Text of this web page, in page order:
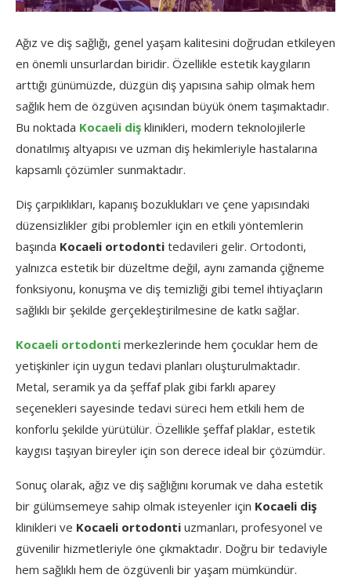
Ağız ve diş sağlığı, genel yaşam kalitesini doğrudan etkileyen
en önemli unsurlardan biridir. Özellikle estetik kaygıların
arttığı günümüzde, düzgün diş yapısına sahip olmak hem
sağlık hem de özgüven açısından büyük önem taşımaktadır.
Bu noktada Kocaeli diş klinikleri, modern teknolojilerle
donatılmış altyapısı ve uzman diş hekimleriyle hastalarına
kapsamlı çözümler sunmaktadır.
Diş çarpıklıkları, kapanış bozuklukları ve çene yapısındaki
düzensizlikler gibi problemler için en etkili yöntemlerin
başında Kocaeli ortodonti tedavileri gelir. Ortodonti,
yalnızca estetik bir düzeltme değil, aynı zamanda çiğneme
fonksiyonu, konuşma ve diş temizliği gibi temel ihtiyaçların
sağlıklı bir şekilde gerçekleştirilmesine de katkı sağlar.
Kocaeli ortodonti merkezlerinde hem çocuklar hem de
yetişkinler için uygun tedavi planları oluşturulmaktadır.
Metal, seramik ya da şeffafplak gibi farklı aparey
seçenekleri sayesinde tedavi süreci hem etkili hem de
konforlu şekilde yürütülür. Özellikle şeffafplaklar, estetik
kaygısı taşıyan bireyler için son derece ideal bir çözümdür.
Sonuç olarak, ağız ve diş sağlığını korumak ve daha estetik
bir gülümsemeye sahip olmak isteyenler için Kocaeli diş
klinikleri ve Kocaeli ortodonti uzmanları, profesyonel ve
güvenilir hizmetleriyle öne çıkmaktadır. Doğru bir tedaviyle
hem sağlıklı hem de özgüvenli bir yaşam mümkündür.